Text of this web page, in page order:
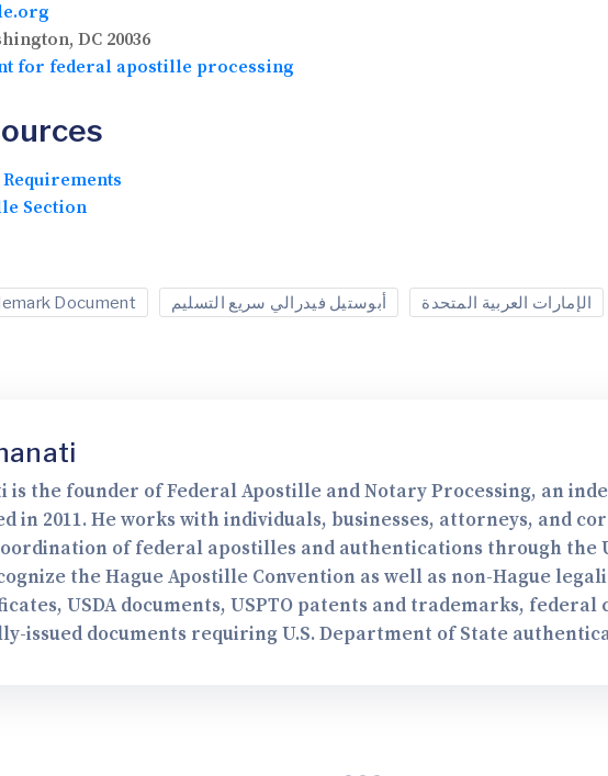
DC 20036
for federal apostille processing
Section
Document أبوستيل فيدرالي سريع التسليم الإمارات العربية المتحدة
is the founder of Federal Apostille and Notary Processing, an
in 2011. He works with individuals, businesses, attorneys, and
of federal apostilles and authentications through the
the Hague Apostille Convention as well as non-Hague
USDA documents, USPTO patents and trademarks,
issued documents requiring U.S. Department of State